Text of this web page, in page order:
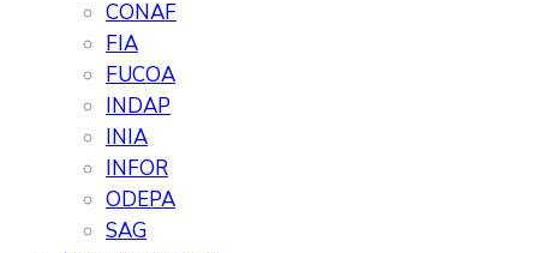
CONAF
FIA
FUCOA
INDAP
INIA
INFOR
ODEPA
SAG